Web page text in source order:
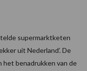
supermarktketen
uit Nederland’. De
het benadrukken van de